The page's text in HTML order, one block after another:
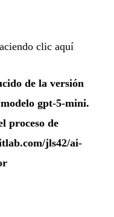
clic aquí
de la versión
gpt-5-mini.
proceso de
jls42/ai-